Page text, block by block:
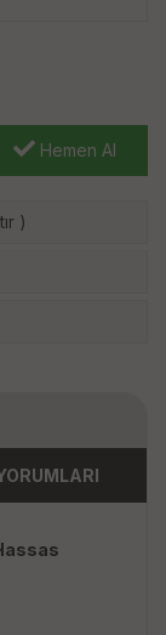
Hemen Al
)